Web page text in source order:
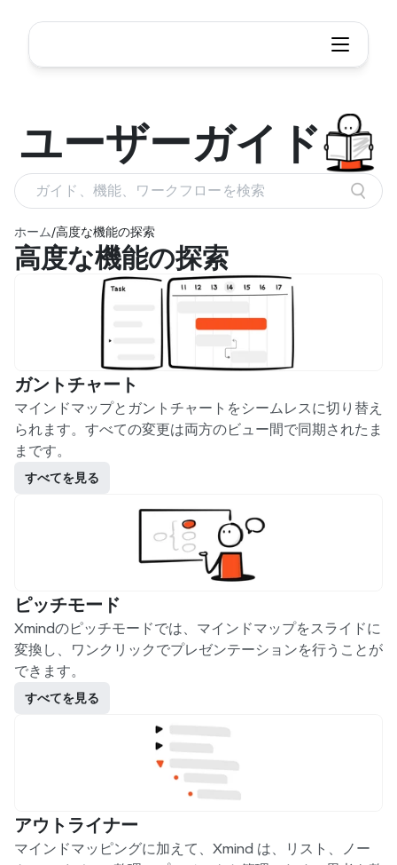
ユーザーガイド
ガイド、機能、ワークフローを検索
ホーム /高度な機能の探索
高度な機能の探索
ガントチャート
マインドマップとガントチャートをシームレスに切り替え
られます。すべての変更は両方のビュー間で同期されたま
まです。
すべてを見る
ピッチモード
Xmindのピッチモードでは、マインドマップをスライドに
変換し、ワンクリックでプレゼンテーションを行うことが
できます。
すべてを見る
アウトライナー
マインドマッピングに加えて、Xmind は、リスト、ノー